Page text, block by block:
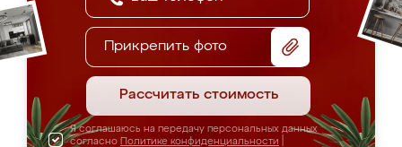
Прикрепить фото
Рассчитать стоимость
Я соглашаюсь на передачу персональных данных
согласно Политике конфиденциальности